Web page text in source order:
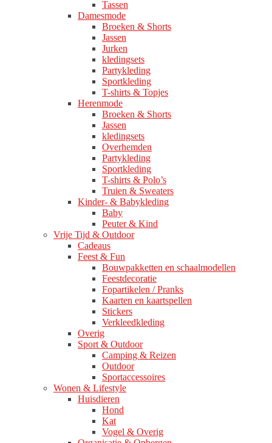
Tassen
Damesmode
Broeken & Shorts
Jassen
Jurken
kledingsets
Partykleding
Sportkleding
T-shirts & Topjes
Herenmode
Broeken & Shorts
Jassen
kledingsets
Overhemden
Partykleding
Sportkleding
T-shirts & Polo’s
Truien & Sweaters
Kinder- & Babykleding
Baby
Peuter & Kind
Vrije Tijd & Outdoor
Cadeaus
Feest & Fun
Bouwpakketten en schaalmodellen
Feestdecoratie
Fopartikelen / Pranks
Kaarten en kaartspellen
Stickers
Verkleedkleding
Overig
Sport & Outdoor
Camping & Reizen
Outdoor
Sportaccessoires
Wonen & Lifestyle
Huisdieren
Hond
Kat
Vogel & Overig